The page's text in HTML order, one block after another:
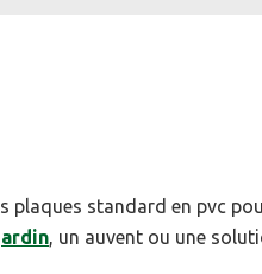
plaques standard en pvc
, un auvent ou une